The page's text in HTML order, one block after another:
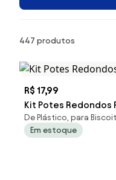
Produtos
447 produtos
R$ 17,99
Kit Potes Redondos
De Plástico, para
Em estoque